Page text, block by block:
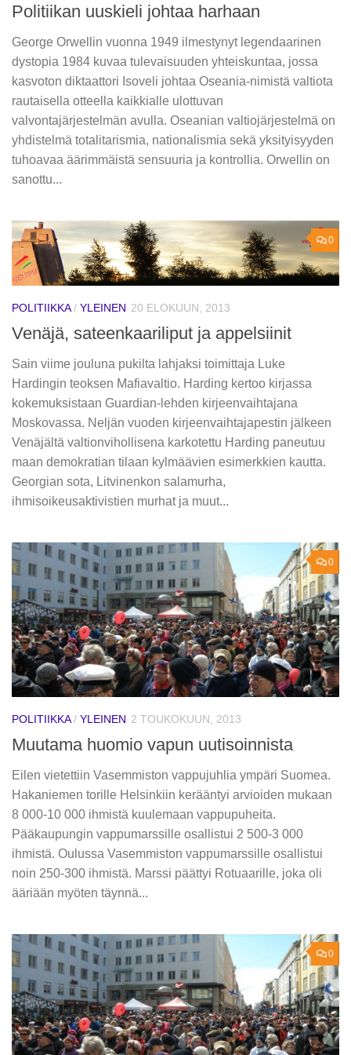
Politiikan uuskieli johtaa harhaan
George Orwellin vuonna 1949 ilmestynyt legendaarinen
dystopia 1984 kuvaa tulevaisuuden yhteiskuntaa, jossa
kasvoton diktaattori Isoveli johtaa Oseania-nimistä valtiota
rautaisella otteella kaikkialle ulottuvan
valvontajärjestelmän avulla. Oseanian valtiojärjestelmä on
yhdistelmä totalitarismia, nationalismia sekä yksityisyyden
tuhoavaa äärimmäistä sensuuria ja kontrollia. Orwellin on
sanottu...
0
POLITIIKKA/ YLEINEN 20 ELOKUUN, 2013
Venäjä, sateenkaariliput ja appelsiinit
Sain viime jouluna pukilta lahjaksi toimittaja Luke
Hardingin teoksen Mafiavaltio. Harding kertoo kirjassa
kokemuksistaan Guardian-lehden kirjeenvaihtajana
Moskovassa. Neljän vuoden kirjeenvaihtajapestin jälkeen
Venäjältä valtionvihollisena karkotettu Harding paneutuu
maan demokratian tilaan kylmäävien esimerkkien kautta.
Georgian sota, Litvinenkon salamurha,
ihmisoikeusaktivistien murhat ja muut...
0
POLITIIKKA/ YLEINEN 2 TOUKOKUUN, 2013
Muutama huomio vapun uutisoinnista
Eilen vietettiin Vasemmiston vappujuhlia ympäri Suomea.
Hakaniemen torille Helsinkiin kerääntyi arvioiden mukaan
8 000-10 000 ihmistä kuulemaan vappupuheita.
Pääkaupungin vappumarssille osallistui 2 500-3 000
ihmistä. Oulussa Vasemmiston vappumarssille osallistui
noin 250-300 ihmistä. Marssi päättyi Rotuaarille, joka oli
ääriään myöten täynnä...
0